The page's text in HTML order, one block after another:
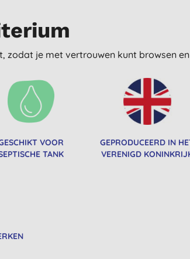
zodat je met vertrouwen kunt browsen
VOOR
TANK
GEPRODUCEERD IN
VERENIGD